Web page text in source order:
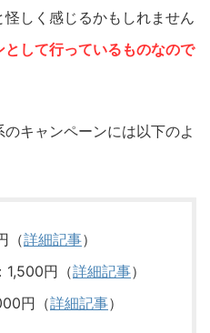
怪しく感じるかもしれません
して行っているものなので
キャンペーンには以下のよ
（詳細記事）
：1,500円（詳細記事）
円（詳細記事）